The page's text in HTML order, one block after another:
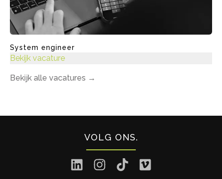
System engineer
Bekijk vacature
Bekijk alle vacatures →
VOLG ONS